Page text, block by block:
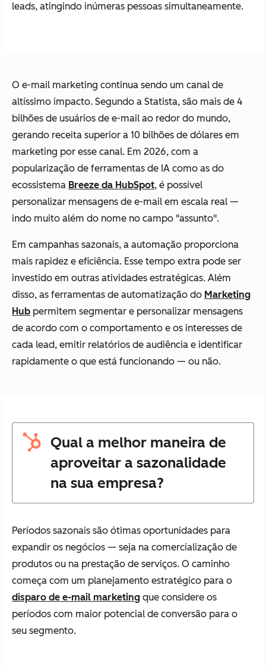
leads, atingindo inúmeras pessoas simultaneamente.
O e-mail marketing continua sendo um canal de
altíssimo impacto. Segundo a Statista, são mais de 4
bilhões de usuários de e-mail ao redor do mundo,
gerando receita superior a 10 bilhões de dólares em
marketing por esse canal. Em 2026, com a
popularização de ferramentas de IA como as do
ecossistema Breeze da HubSpot, é possível
personalizar mensagens de e-mail em escala real —
indo muito além do nome no campo "assunto".
Em campanhas sazonais, a automação proporciona
mais rapidez e eficiência. Esse tempo extra pode ser
investido em outras atividades estratégicas. Além
disso, as ferramentas de automatização do Marketing
Hub permitem segmentar e personalizar mensagens
de acordo com o comportamento e os interesses de
cada lead, emitir relatórios de audiência e identificar
rapidamente o que está funcionando — ou não.
Qual a melhor maneira de
aproveitar a sazonalidade
na sua empresa?
Períodos sazonais são ótimas oportunidades para
expandir os negócios — seja na comercialização de
produtos ou na prestação de serviços. O caminho
começa com um planejamento estratégico para o
disparo de e-mail marketing que considere os
períodos com maior potencial de conversão para o
seu segmento.